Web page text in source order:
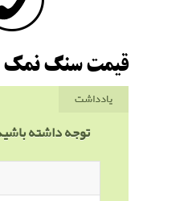
قیمت سنگ نمک
یادداشت
توجه داشته